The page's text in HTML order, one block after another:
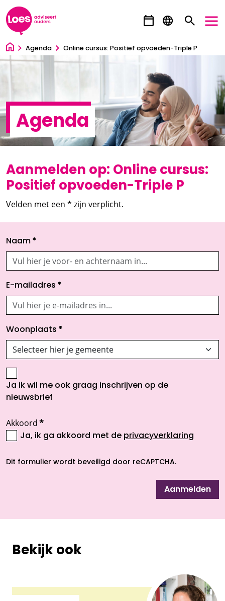
Ga direct naar inhoud
Agenda Online cursus: Positief opvoeden-Triple P
Agenda
Aanmelden op: Online cursus:
Positief opvoeden-Triple P
Velden met een * zijn verplicht.
Naam *
E-mailadres *
Woonplaats *
Ja ik wil me ook graag inschrijven op de
nieuwsbrief
Akkoord*
Ja, ik ga akkoord met de privacyverklaring
Dit formulier wordt beveiligd door reCAPTCHA.
Aanmelden
Bekijk ook